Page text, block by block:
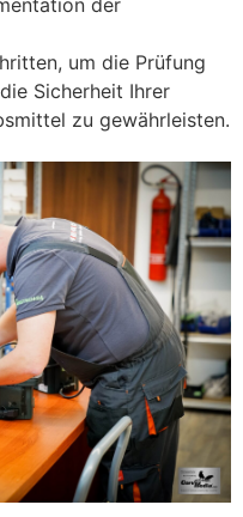
um die Prüfung
Sicherheit Ihrer
zu gewährleisten.